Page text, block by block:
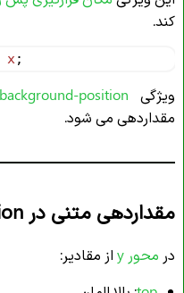
کند.
x;
ویژگی background-position
مقداردهی می شود.
مقداردهی متنی در CSS background-position
در محور y از مقادیر: